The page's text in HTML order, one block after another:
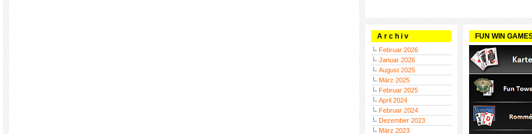
A r c h i v
Februar 2026
Januar 2026
August 2025
März 2025
Februar 2025
April 2024
Februar 2024
Dezember 2023
März 2023
FUN WIN